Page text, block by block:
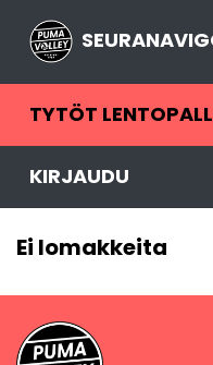
TYTÖT
KIRJAUDU
Ei lomakkeita